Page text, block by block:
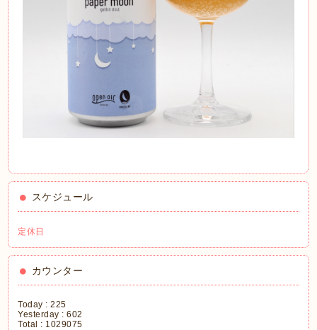
スケジュール
定休日
カウンター
Today :225
Yesterday :602
Total : 1029075